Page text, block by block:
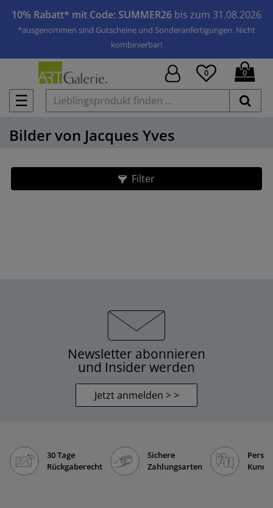
10% Rabatt* mit Code: SUMMER26 bis zum 31.08.2026
*ausgenommen sind Gutscheine und Sonderanfertigungen. Nicht
kombinierbar!
☰
0 0
Bilder von Jacques Yves
Filter
Newsletter abonnieren
und Insider werden
Jetzt anmelden > >
30 Tage
Rückgaberecht
Sichere
Zahlungsarten